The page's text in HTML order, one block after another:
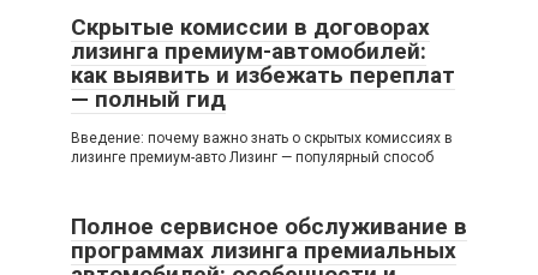
Скрытые комиссии в договорах
лизинга премиум-автомобилей:
как выявить и избежать переплат
— полный гид
Введение: почему важно знать о скрытых комиссиях в
лизинге премиум-авто Лизинг — популярный способ
Полное сервисное обслуживание в
программах лизинга премиальных